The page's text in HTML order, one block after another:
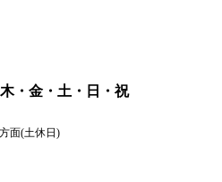
・金・土・日・祝
面(土休日)